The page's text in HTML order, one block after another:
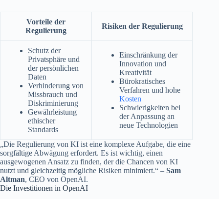
Vorteile der
Regulierung
Risiken der Regulierung
Schutz der
Privatsphäre und
der persönlichen
Daten
Verhinderung von
Missbrauch und
Diskriminierung
Gewährleistung
ethischer
Standards
Einschränkung der
Innovation und
Kreativität
Bürokratisches
Verfahren und hohe
Kosten
Schwierigkeiten bei
der Anpassung an
neue Technologien
„Die Regulierung von KI ist eine komplexe Aufgabe, die eine
sorgfältige Abwägung erfordert. Es ist wichtig, einen
ausgewogenen Ansatz zu finden, der die Chancen von KI
nutzt und gleichzeitig mögliche Risiken minimiert.“ – Sam
Altman, CEO von OpenAI.
Die Investitionen in OpenAI